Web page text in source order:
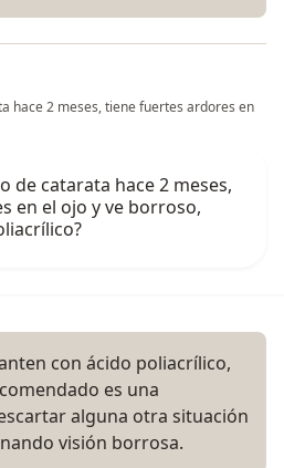
hace 2 meses, tiene fuertes ardores en
de catarata hace 2 meses,
en el ojo y ve borroso,
con ácido poliacrílico,
es una
alguna otra situación
visión borrosa.